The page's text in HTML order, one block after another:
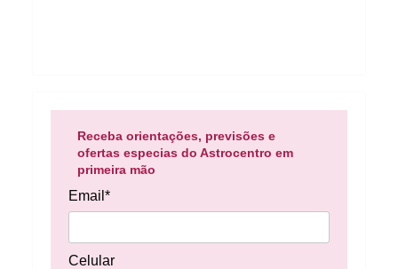
Receba orientações, previsões e
ofertas especias do Astrocentro em
primeira mão
Email*
Celular